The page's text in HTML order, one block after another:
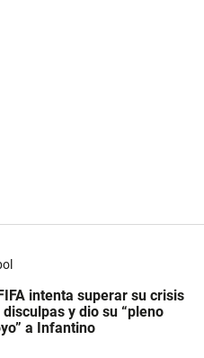
intenta superar su crisis
disculpas y dio su “pleno
a Infantino